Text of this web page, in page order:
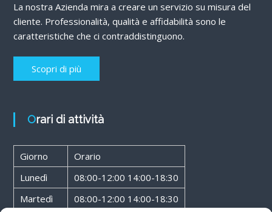
La nostra Azienda mira a creare un servizio su misura del
cliente. Professionalità, qualità e affidabilità sono le
caratteristiche che ci contraddistinguono.
Scopri di più
Orari di attività
Giorno
Orario
Lunedì
08:00-12:00 14:00-18:30
Martedì
08:00-12:00 14:00-18:30